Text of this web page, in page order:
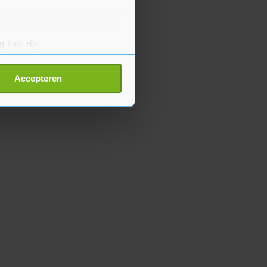
kan zijn
detailgedeelte
cookiepagina kun je
Accepteren